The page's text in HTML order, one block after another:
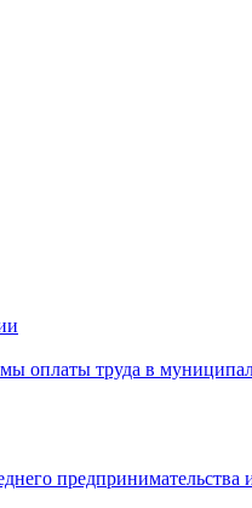
оплаты труда в